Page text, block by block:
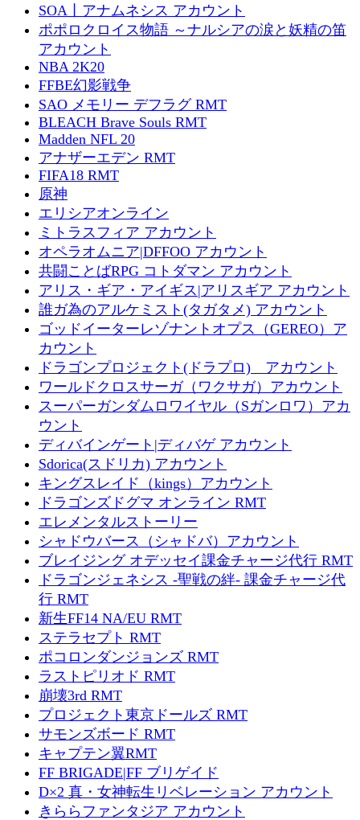
SOA丨アナムネシス アカウント
ポポロクロイス物語 ～ナルシアの涙と妖精の笛
アカウント
NBA 2K20
FFBE幻影戦争
SAO メモリー デフラグ RMT
BLEACH Brave Souls RMT
Madden NFL 20
アナザーエデン RMT
FIFA18 RMT
原神
エリシアオンライン
ミトラスフィア アカウント
オペラオムニア|DFFOO アカウント
共闘ことばRPG コトダマン アカウント
アリス・ギア・アイギス|アリスギア アカウント
誰ガ為のアルケミスト(タガタメ) アカウント
ゴッドイーターレゾナントオプス（GEREO）ア
カウント
ドラゴンプロジェクト(ドラプロ) アカウント
ワールドクロスサーガ（ワクサガ）アカウント
スーパーガンダムロワイヤル（Sガンロワ）アカ
ウント
ディバインゲート|ディバゲ アカウント
Sdorica(スドリカ) アカウント
キングスレイド（kings）アカウント
ドラゴンズドグマ オンライン RMT
エレメンタルストーリー
シャドウバース（シャドバ）アカウント
ブレイジング オデッセイ課金チャージ代行 RMT
ドラゴンジェネシス -聖戦の絆- 課金チャージ代
行 RMT
新生FF14 NA/EU RMT
ステラセプト RMT
ポコロンダンジョンズ RMT
ラストピリオド RMT
崩壊3rd RMT
プロジェクト東京ドールズ RMT
サモンズボード RMT
キャプテン翼RMT
FF BRIGADE|FF ブリゲイド
D×2 真・女神転生リベレーション アカウント
きららファンタジア アカウント